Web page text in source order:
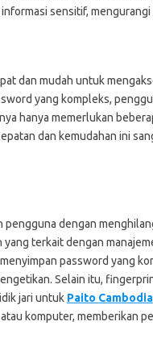
sensitif, mengurangi
dan mudah untuk
yang kompleks,
hanya memerlukan
dan kemudahan ini
dengan
terkait dengan
password yang
Selain itu,
jari untuk Paito Cambodia
komputer, memberikan